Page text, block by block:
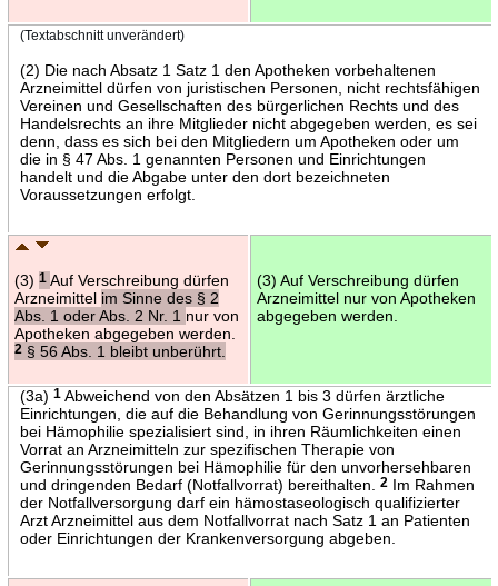
(Textabschnitt unverändert)
(2) Die nach Absatz 1 Satz 1 den Apotheken vorbehaltenen
Arzneimittel dürfen von juristischen Personen, nicht rechtsfähigen
Vereinen und Gesellschaften des bürgerlichen Rechts und des
Handelsrechts an ihre Mitglieder nicht abgegeben werden, es sei
denn, dass es sich bei den Mitgliedern um Apotheken oder um
die in § 47 Abs. 1 genannten Personen und Einrichtungen
handelt und die Abgabe unter den dort bezeichneten
Voraussetzungen erfolgt.
(3) 1 Auf Verschreibung dürfen
Arzneimittel im Sinne des § 2
Abs. 1 oder Abs. 2 Nr. 1 nur von
Apotheken abgegeben werden.
2§ 56 Abs. 1 bleibt unberührt.
(3) Auf Verschreibung dürfen
Arzneimittel nur von Apotheken
abgegeben werden.
(3a) 1Abweichend von den Absätzen 1 bis 3 dürfen ärztliche
Einrichtungen, die auf die Behandlung von Gerinnungsstörungen
bei Hämophilie spezialisiert sind, in ihren Räumlichkeiten einen
Vorrat an Arzneimitteln zur spezifischen Therapie von
Gerinnungsstörungen bei Hämophilie für den unvorhersehbaren
und dringenden Bedarf (Notfallvorrat) bereithalten.
2Im Rahmen
der Notfallversorgung darf ein hämostaseologisch qualifizierter
Arzt Arzneimittel aus dem Notfallvorrat nach Satz 1 an Patienten
oder Einrichtungen der Krankenversorgung abgeben.